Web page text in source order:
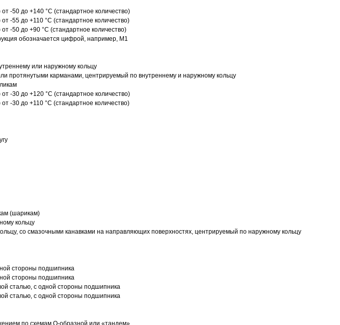
-50 до +140 °C (стандартное количество)
-55 до +110 °C (стандартное количество)
-50 до +90 °C (стандартное количество)
обозначается цифрой, например, M1
или наружному кольцу
протянутыми карманами, центрируемый по внутреннему и наружному кольцу
-30 до +120 °C (стандартное количество)
-30 до +110 °C (стандартное количество)
(шарикам)
кольцу
со смазочными канавками на направляющих поверхностях, центрируемый по наружному кольцу
стороны подшипника
стороны подшипника
сталью, с одной стороны подшипника
сталью, с одной стороны подшипника
по схемам О-образной или «тандем»